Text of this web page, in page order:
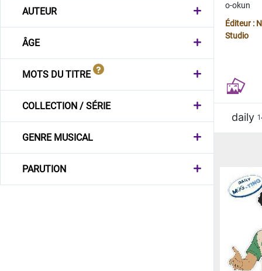
AUTEUR
ÂGE
MOTS DU TITRE
COLLECTION / SÉRIE
GENRE MUSICAL
PARUTION
o-okun
Éditeur :
Studio
daily